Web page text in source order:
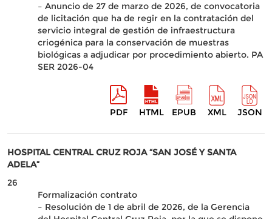
– Anuncio de 27 de marzo de 2026, de convocatoria
de licitación que ha de regir en la contratación del
servicio integral de gestión de infraestructura
criogénica para la conservación de muestras
biológicas a adjudicar por procedimiento abierto. PA
SER 2026-04
PDF HTML EPUB XML JSON
HOSPITAL CENTRAL CRUZ ROJA “SAN JOSÉ Y SANTA
ADELA”
26
Formalización contrato
– Resolución de 1 de abril de 2026, de la Gerencia